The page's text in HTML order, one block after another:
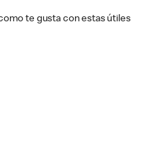
te gusta con estas útiles